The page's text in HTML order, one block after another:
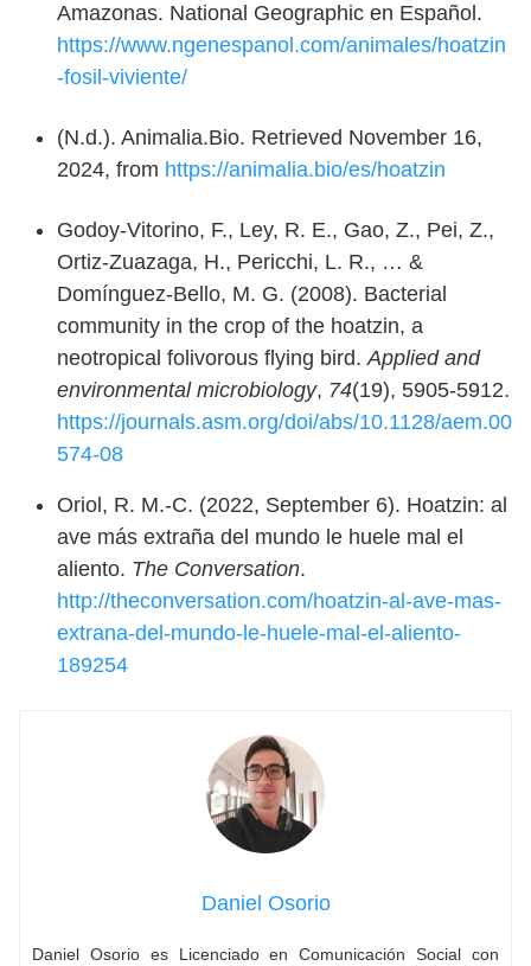
Amazonas. National Geographic en Español.
https://www.ngenespanol.com/animales/hoatzin
-fosil-viviente/
(N.d.). Animalia.Bio. Retrieved November 16,
2024, from https://animalia.bio/es/hoatzin
Godoy-Vitorino, F., Ley, R. E., Gao, Z., Pei, Z.,
Ortiz-Zuazaga, H., Pericchi, L. R., … &
Domínguez-Bello, M. G. (2008). Bacterial
community in the crop of the hoatzin, a
neotropical folivorous flying bird.Applied and
environmental microbiology, 74(19), 5905-5912.
https://journals.asm.org/doi/abs/10.1128/aem.00
574-08
Oriol, R. M.-C. (2022, September 6). Hoatzin: al
ave más extraña del mundo le huele mal el
aliento. The Conversation.
http://theconversation.com/hoatzin-al-ave-mas-
extrana-del-mundo-le-huele-mal-el-aliento-
189254
Daniel Osorio
Daniel Osorio es Licenciado en Comunicación Social con